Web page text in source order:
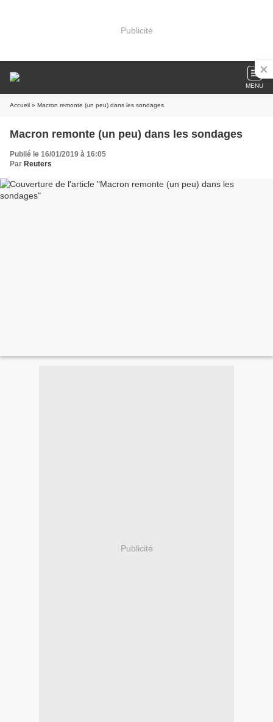
Publicité
MENU
Accueil » Macron remonte (un peu) dans les sondages
Macron remonte (un peu) dans les sondages
Publié le 16/01/2019 à 16:05
Par Reuters
Publicité